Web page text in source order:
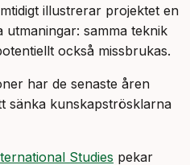
illustrerar projektet en
samma teknik
också missbrukas.
har de senaste åren
sänka kunskapströsklarna
Studies pekar